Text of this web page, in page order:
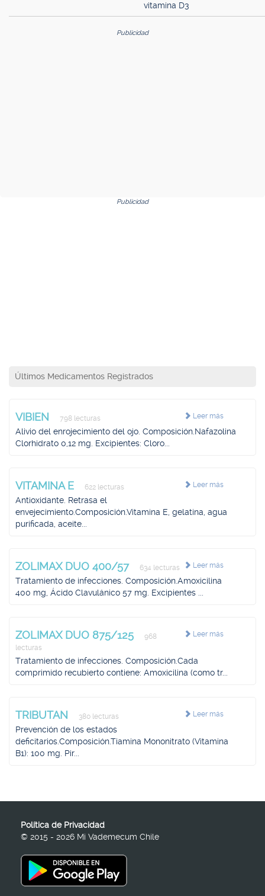
vitamina D3
Publicidad
Publicidad
Últimos Medicamentos Registrados
Leer más
VIBIEN 798 lecturas
Alivio del enrojecimiento del ojo. Composición.Nafazolina
Clorhidrato 0,12 mg. Excipientes: Cloro...
Leer más
VITAMINA E 622 lecturas
Antioxidante. Retrasa el
envejecimiento.Composición.Vitamina E, gelatina, agua
purificada, aceite...
Leer más
ZOLIMAX DUO 400/57 634 lecturas
Tratamiento de infecciones. Composición.Amoxicilina
400 mg, Ácido Clavulánico 57 mg. Excipientes ...
Leer más
ZOLIMAX DUO 875/125
968
lecturas
Tratamiento de infecciones. Composición.Cada
comprimido recubierto contiene: Amoxicilina (como tr...
Leer más
TRIBUTAN 380 lecturas
Prevención de los estados
deficitarios.Composición.Tiamina Mononitrato (Vitamina
B1): 100 mg. Pir...
Política de Privacidad
© 2015 - 2026 Mi Vademecum Chile